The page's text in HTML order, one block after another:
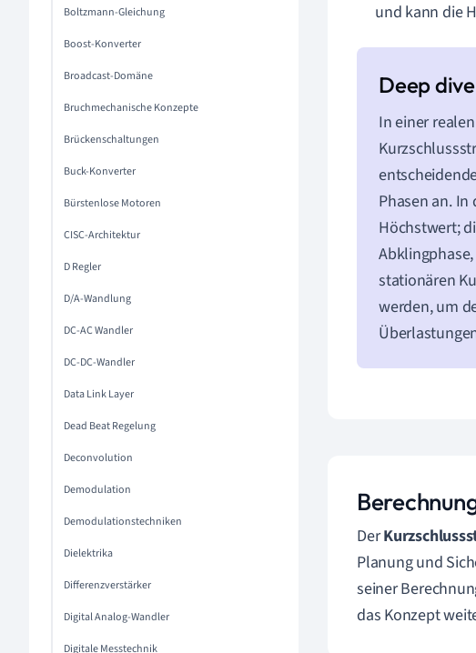
Boltzmann-Gleichung
Boost-Konverter
Broadcast-Domäne
Bruchmechanische Konzepte
Brückenschaltungen
Buck-Konverter
Bürstenlose Motoren
CISC-Architektur
D Regler
D/A-Wandlung
DC-AC Wandler
DC-DC-Wandler
Data Link Layer
Dead Beat Regelung
Deconvolution
Demodulation
Demodulationstechniken
Dielektrika
Differenzverstärker
Digital Analog-Wandler
Digitale Messtechnik
und kann die
In einer
Phasen an.
Höchstwert;
stationären
werden, um
Der
Planung und
seiner
das Konzept